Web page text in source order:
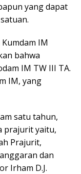
yang dapat
IM
bahwa
IM TW III TA.
IM, yang
satu tahun,
prajurit yaitu,
Prajurit,
dan
Irham D.J.